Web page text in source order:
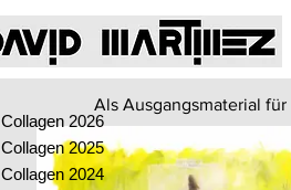
Collagen 2026
Collagen 2025
Collagen 2024
Als Ausgangsmaterial